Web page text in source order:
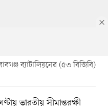
ব্যাটালিয়নের (৫৩ বিজিবি)
ভারতীয় সীমান্তরক্ষী